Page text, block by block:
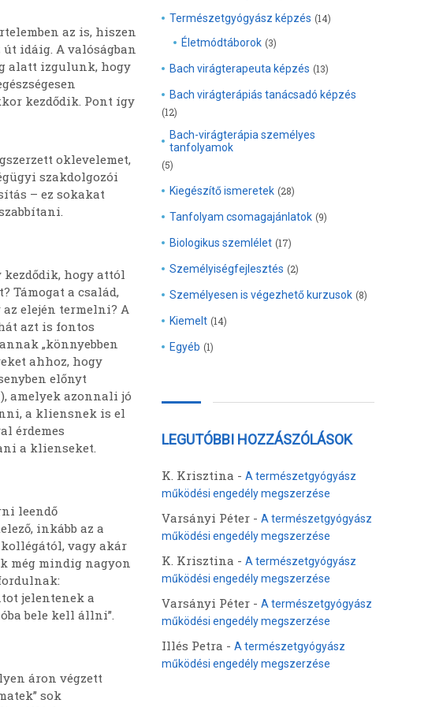
az is, hiszen
idáig. A valóságban
alatt izgulunk, hogy
kezdődik. Pont így
oklevelemet,
szakdolgozói
– ez sokakat
hogy attól
Támogat a család,
elején termelni? A
azt is fontos
„könnyebben
ahhoz, hogy
előnyt
amelyek azonnali jó
a kliensnek is el
érdemes
a klienseket.
leendő
inkább az a
vagy akár
még mindig nagyon
jelentenek a
bele kell állni”.
áron végzett
sok
Természetgyógyász képzés (14)
Életmódtáborok (3)
Bach virágterapeuta képzés (13)
Bach virágterápiás tanácsadó képzés
(12)
Bach-virágterápia személyes
tanfolyamok
(5)
Kiegészítő ismeretek (28)
Tanfolyam csomagajánlatok (9)
Biologikus szemlélet (17)
Személyiségfejlesztés (2)
Személyesen is végezhető kurzusok (8)
Kiemelt (14)
Egyéb (1)
LEGUTÓBBI HOZZÁSZÓLÁSOK
K. Krisztina - A természetgyógyász
működési engedély megszerzése
Varsányi Péter - A természetgyógyász
működési engedély megszerzése
K. Krisztina - A természetgyógyász
működési engedély megszerzése
Varsányi Péter - A természetgyógyász
működési engedély megszerzése
Illés Petra - A természetgyógyász
működési engedély megszerzése